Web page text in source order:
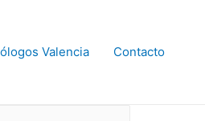
Valencia Contacto